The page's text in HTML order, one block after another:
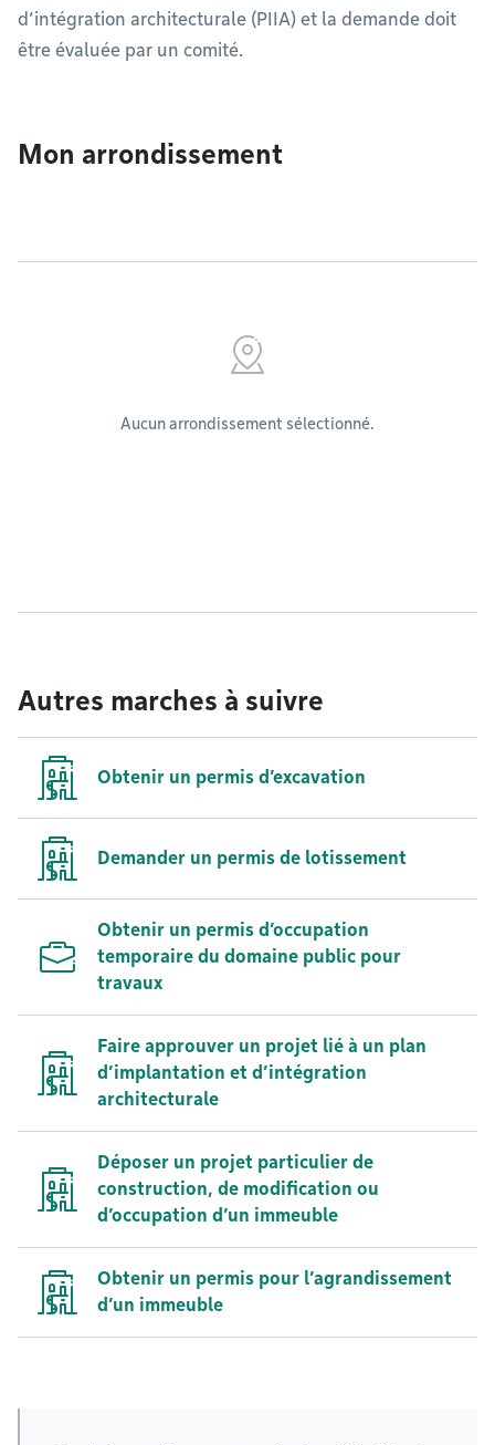
d’intégration architecturale (PIIA) et la demande doit
être évaluée par un comité.
Mon arrondissement
Aucun arrondissement sélectionné.
Autres marches à suivre
Obtenir un permis d’excavation
Demander un permis de lotissement
Obtenir un permis d’occupation
temporaire du domaine public pour
travaux
Faire approuver un projet lié à un plan
d’implantation et d’intégration
architecturale
Déposer un projet particulier de
construction, de modification ou
d’occupation d’un immeuble
Obtenir un permis pour l’agrandissement
d’un immeuble